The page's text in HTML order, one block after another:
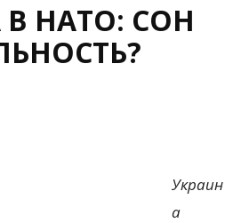
НАТО: СОН
Украин
а